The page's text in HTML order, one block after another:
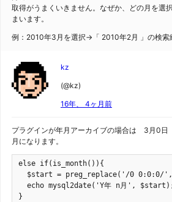
取得がうまくいきません。なぜか、どの月を選
まいます。
例：2010年3月を選択→「 2010年2月 」の検
kz
(@kz)
16年、 4ヶ月前
プラグインが年月アーカイブの場合は 3月0
月になります。
else if(is_month()){
$start = preg_replace('/0 0:0:0/
echo mysql2date('Y年 n月',
}